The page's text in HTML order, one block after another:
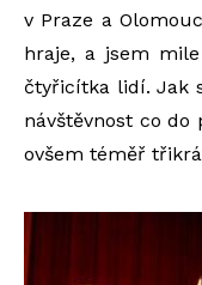
v Praze a
hraje, a jsem
čtyřicítka lidí. Jak
návštěvnost co
ovšem téměř